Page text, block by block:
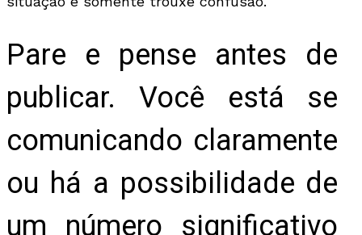
Pare e pense antes de
publicar. Você está se
comunicando claramente
ou há a possibilidade de
um número significativo